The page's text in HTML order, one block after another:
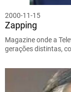
2000-11-15
Zapping
Magazine onde a
gerações distintas,